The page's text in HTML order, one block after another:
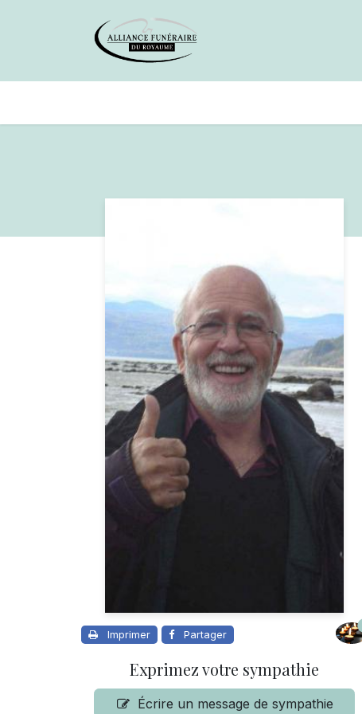
Imprimer Partager
Exprimez votre sympathie
Écrire un message de sympathie